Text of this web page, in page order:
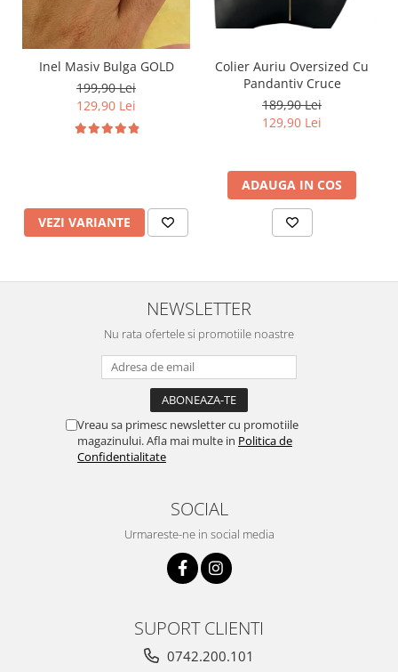
Inel Masiv Bulga GOLD
199,90 Lei
129,90 Lei
VEZI VARIANTE
Colier Auriu Oversized Cu
Pandantiv Cruce
189,90 Lei
129,90 Lei
ADAUGA IN COS
NEWSLETTER
Nu rata ofertele si promotiile noastre
Vreau sa primesc newsletter cu promotiile
magazinului. Afla mai multe in Politica de
Confidentialitate
SOCIAL
Urmareste-ne in social media
SUPORT CLIENTI
0742.200.101